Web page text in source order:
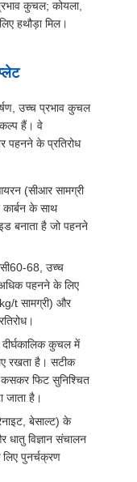
कुचल; कोयला,
हथौड़ा मिल।
उच्च प्रभाव कुचल
हैं। वे
पहनने के प्रतिरोध
(सीआर सामग्री
के साथ
बनाता है जो पहनने
68, उच्च
पहनने के लिए
t सामग्री) और
दीर्घकालिक कुचल में
रखता है। सटीक
फिट सुनिश्चित
जाता है।
बेसाल्ट) के
विज्ञान संचालन
पुनर्चक्रण